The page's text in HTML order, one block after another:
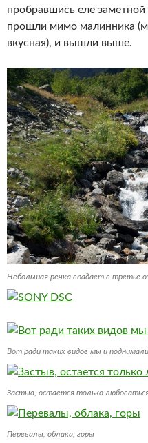
пробравшись еле
прошли мимо малинника
вкусная), и вышли выше.
Небольшая речка впадает в третье
Вот ради таких видов мы и
Застыв, остается только
Перевалы, облака, горы